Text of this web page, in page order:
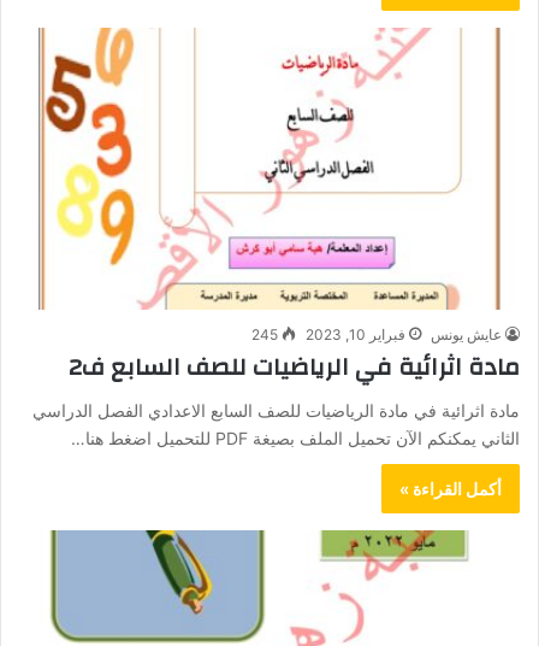
عايش يونس فبراير 10, 2023 245
مادة اثرائية في الرياضيات للصف السابع ف2
مادة اثرائية في مادة الرياضيات للصف السابع الاعدادي الفصل الدراسي
الثاني يمكنكم الآن تحميل الملف بصيغة PDF للتحميل اضغط هنا…
أكمل القراءة »